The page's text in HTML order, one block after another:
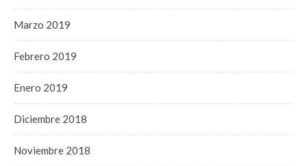
Marzo 2019
Febrero 2019
Enero 2019
Diciembre 2018
Noviembre 2018